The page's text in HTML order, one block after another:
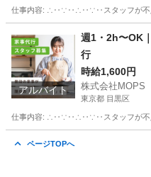
仕事内容: ∴‥∵‥∴‥∵‥スタッフが不足
アルバイト
週1・2h〜OK
行
時給1,600円
株式会社MOPS
東京都 目黒区
仕事内容: ∴‥∵‥∴‥∵‥スタッフが不足
ページTOPへ